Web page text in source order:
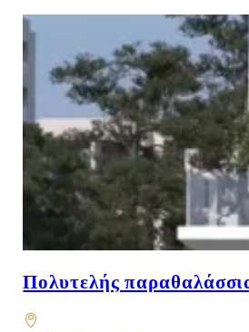
Πολυτελής